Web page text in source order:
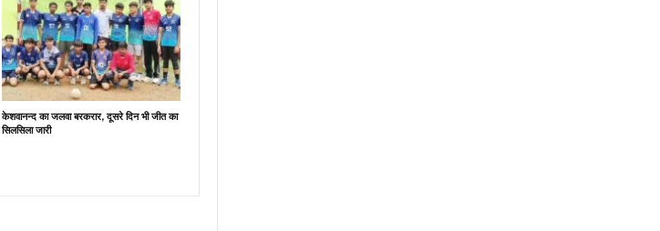
केशवानन्द का जलवा बरकरार, दूसरे दिन भी जीत का
सिलसिला जारी